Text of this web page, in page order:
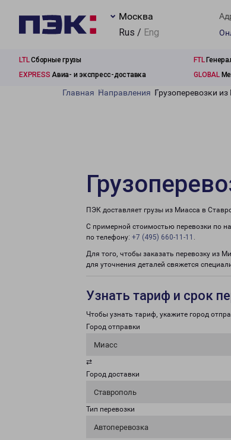
Москва
Rus / Eng
LTLСборные грузы FTL
EXPRESS Авиа- и экспресс-доставка GLOBAL
Главная Направления Грузоперевозки
ПЭК доставляет грузы из Миасса в
С примерной стоимостью перевозки по
по телефону: +7 (495) 660-11-11 .
Для того, чтобы заказать перевозку из
для уточнения деталей свяжется
Узнать тариф и срок
Чтобы узнать тариф, укажите город
Город отправки
Миасс
⇄
Город доставки
Ставрополь
Тип перевозки
Автоперевозка